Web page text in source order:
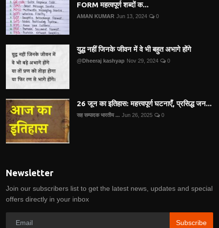
FORM महत्वपूर्ण शब्दों क...
AMAN KUMAR Jun 13, 2024 0
युद्ध नहीं जिनके जीवन में वे भी बहुत अभागे होंगे
@Dheeraj kashyap Nov 29, 2024 0
26 जून का इतिहास: महत्त्वपूर्ण घटनाएँ, प्रसिद्ध जन...
सह सम्पादक भारतीय ... Jun 26, 2025 0
Newsletter
Join our subscribers list to get the latest news, updates and special
offers directly in your inbox
Subscribe